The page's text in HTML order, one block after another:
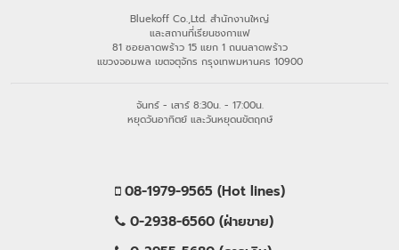
Bluekoff Co.,Ltd. สำนักงานใหญ่
และสถานที่เรียนชงกาแฟ
81 ซอยลาดพร้าว 15 แยก 1 ถนนลาดพร้าว
แขวงจอมพล เขตจตุจักร กรุงเทพมหานคร 10900
จันทร์ - เสาร์ 8:30น. - 17:00น.
หยุดวันอาทิตย์ และวันหยุดนขัตฤกษ์
08-1979-9565 (Hot lines)
0-2938-6560 (ฝ่ายขาย)